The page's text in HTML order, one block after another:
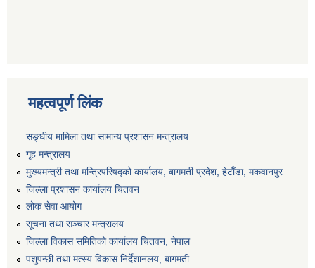
महत्वपूर्ण लिंक
सङ्‍घीय मामिला तथा सामान्य प्रशासन मन्त्रालय
गृह मन्त्रालय
मुख्यमन्त्री तथा मन्त्रिपरिषद्को कार्यालय, बागमती प्रदेश, हेटाैँडा, मकवानपुर
जिल्ला प्रशासन कार्यालय चितवन
लोक सेवा आयोग
सूचना तथा सञ्चार मन्त्रालय
जिल्ला विकास समितिको कार्यालय चितवन, नेपाल
पशुपन्छी तथा मत्स्य विकास निर्देशानलय, बागमती